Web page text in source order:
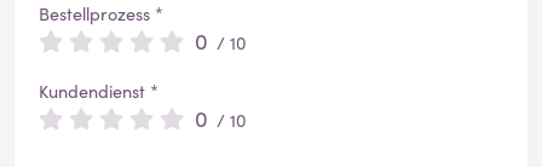
Bestellprozess *
0 / 10
Kundendienst *
0 / 10